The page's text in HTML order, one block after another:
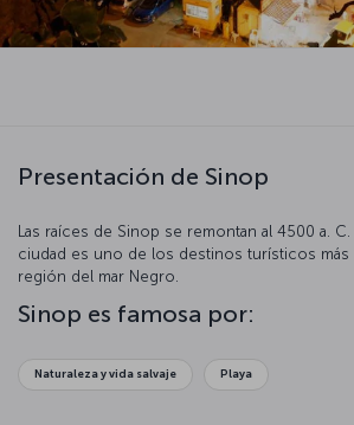
Presentación de Sinop
Las raíces de Sinop se remontan al 4500 a.
ciudad es uno de los destinos turísticos más
región del mar Negro.
Sinop es famosa por:
Naturaleza y vida salvaje Playa